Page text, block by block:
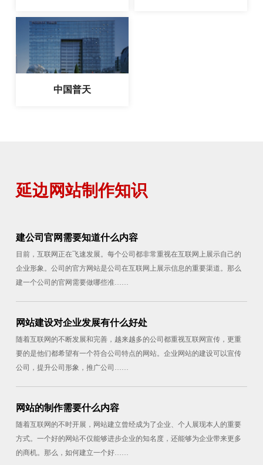
中国普天
延边网站制作知识
建公司官网需要知道什么内容
目前，互联网正在飞速发展。每个公司都非常重视在互联网上展示自己的
企业形象。公司的官方网站是公司在互联网上展示信息的重要渠道。那么
建一个公司的官网需要做哪些准……
网站建设对企业发展有什么好处
随着互联网的不断发展和完善，越来越多的公司都重视互联网宣传，更重
要的是他们都希望有一个符合公司特点的网站。企业网站的建设可以宣传
公司，提升公司形象，推广公司……
网站的制作需要什么内容
随着互联网的不时开展，网站建立曾经成为了企业、个人展现本人的重要
方式。一个好的网站不仅能够进步企业的知名度，还能够为企业带来更多
的商机。那么，如何建立一个好……